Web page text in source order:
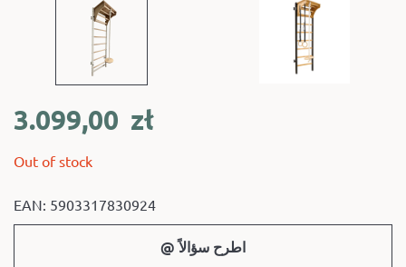
3.099,00 zł
Out of stock
EAN: 5903317830924
@ اطرح سؤالاً